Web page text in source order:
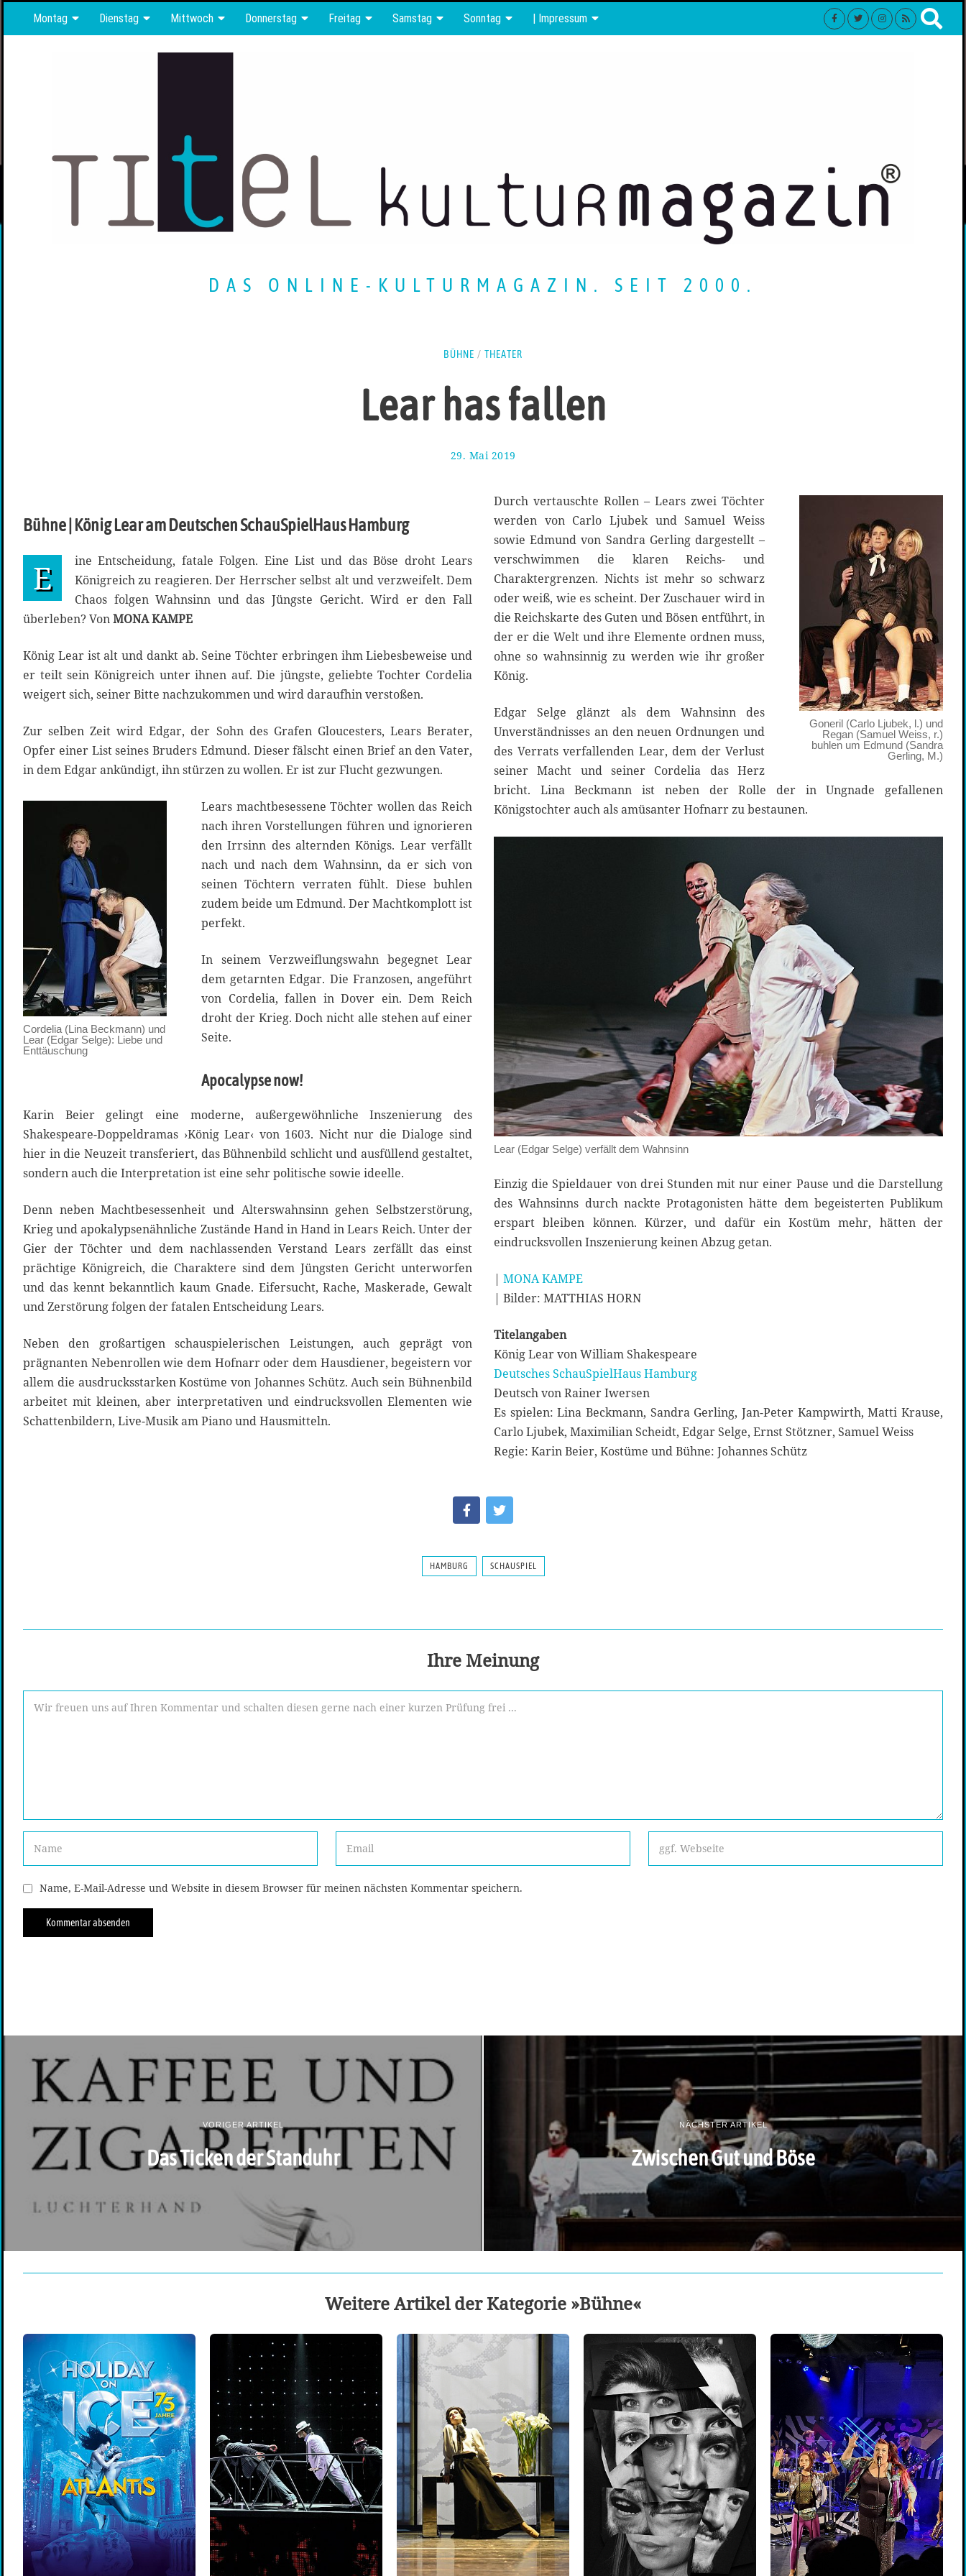
Montag Dienstag Mittwoch Donnerstag Freitag Samstag Sonntag | Impressum
DAS ONLINE-KULTURMAGAZIN. SEIT 2000.
BÜHNE / THEATER
Lear has fallen
29. Mai 2019
u
n
i
2
0
9
Bühne | König Lear am Deutschen SchauSpielHaus Hamburg
E
ine Entscheidung, fatale Folgen. Eine List und das Böse droht Lears
Königreich zu reagieren. Der Herrscher selbst alt und verzweifelt. Dem
Chaos folgen Wahnsinn und das Jüngste Gericht. Wird er den Fall
überleben? VonMONA KAMPE
König Lear ist alt und dankt ab. Seine Töchter erbringen ihm Liebesbeweise und
er teilt sein Königreich unter ihnen auf. Die jüngste, geliebte Tochter Cordelia
weigert sich, seiner Bitte nachzukommen und wird daraufhin verstoßen.
Zur selben Zeit wird Edgar, der Sohn des Grafen Gloucesters, Lears Berater,
Opfer einer List seines Bruders Edmund. Dieser fälscht einen Brief an den Vater,
in dem Edgar ankündigt, ihn stürzen zu wollen. Er ist zur Flucht gezwungen.
Cordelia (Lina Beckmann) und
Lear (Edgar Selge): Liebe und
Enttäuschung
Lears machtbesessene Töchter wollen das Reich
nach ihren Vorstellungen führen und ignorieren
den Irrsinn des alternden Königs. Lear verfällt
nach und nach dem Wahnsinn, da er sich von
seinen Töchtern verraten fühlt. Diese buhlen
zudem beide um Edmund. Der Machtkomplott ist
perfekt.
In seinem Verzweiflungswahn begegnet Lear
dem getarnten Edgar. Die Franzosen, angeführt
von Cordelia, fallen in Dover ein. Dem Reich
droht der Krieg. Doch nicht alle stehen auf einer
Seite.
Apocalypse now!
Karin Beier gelingt eine moderne, außergewöhnliche Inszenierung des
Shakespeare-Doppeldramas ›König Lear‹ von 1603. Nicht nur die Dialoge sind
hier in die Neuzeit transferiert, das Bühnenbild schlicht und ausfüllend gestaltet,
sondern auch die Interpretation ist eine sehr politische sowie ideelle.
Denn neben Machtbesessenheit und Alterswahnsinn gehen Selbstzerstörung,
Krieg und apokalypsenähnliche Zustände Hand in Hand in Lears Reich. Unter der
Gier der Töchter und dem nachlassenden Verstand Lears zerfällt das einst
prächtige Königreich, die Charaktere sind dem Jüngsten Gericht unterworfen
und das kennt bekanntlich kaum Gnade. Eifersucht, Rache, Maskerade, Gewalt
und Zerstörung folgen der fatalen Entscheidung Lears.
Goneril (Carlo Ljubek, l.) und
Regan (Samuel Weiss, r.)
buhlen um Edmund (Sandra
Gerling, M.)
Neben den großartigen schauspielerischen Leistungen, auch geprägt von
prägnanten Nebenrollen wie dem Hofnarr oder dem Hausdiener, begeistern vor
allem die ausdrucksstarken Kostüme von Johannes Schütz. Auch sein Bühnenbild
arbeitet mit kleinen, aber interpretativen und eindrucksvollen Elementen wie
Schattenbildern, Live-Musik am Piano und Hausmitteln.
Durch vertauschte Rollen – Lears zwei Töchter
werden von Carlo Ljubek und Samuel Weiss
sowie Edmund von Sandra Gerling dargestellt –
verschwimmen die klaren Reichs- und
Charaktergrenzen. Nichts ist mehr so schwarz
oder weiß, wie es scheint. Der Zuschauer wird in
die Reichskarte des Guten und Bösen entführt, in
der er die Welt und ihre Elemente ordnen muss,
ohne so wahnsinnig zu werden wie ihr großer
König.
Edgar Selge glänzt als dem Wahnsinn des
Unverständnisses an den neuen Ordnungen und
des Verrats verfallenden Lear, dem der Verlust
seiner Macht und seiner Cordelia das Herz
bricht. Lina Beckmann ist neben der Rolle der in Ungnade gefallenen
Königstochter auch als amüsanter Hofnarr zu bestaunen.
Lear (Edgar Selge) verfällt dem Wahnsinn
Einzig die Spieldauer von drei Stunden mit nur einer Pause und die Darstellung
des Wahnsinns durch nackte Protagonisten hätte dem begeisterten Publikum
erspart bleiben können. Kürzer, und dafür ein Kostüm mehr, hätten der
eindrucksvollen Inszenierung keinen Abzug getan.
| MONA KAMPE
| Bilder: MATTHIAS HORN
Titelangaben
König Lear von William Shakespeare
Deutsches SchauSpielHaus Hamburg
Deutsch von Rainer Iwersen
Es spielen: Lina Beckmann, Sandra Gerling, Jan-Peter Kampwirth, Matti Krause,
Carlo Ljubek, Maximilian Scheidt, Edgar Selge, Ernst Stötzner, Samuel Weiss
Regie: Karin Beier, Kostüme und Bühne: Johannes Schütz
HAMBURG SCHAUSPIEL
Ihre Meinung
Name, E-Mail-Adresse und Website in diesem Browser für meinen nächsten Kommentar speichern.
VORIGER ARTIKEL
Das Ticken der Standuhr
NÄCHSTER ARTIKEL
Zwischen Gut und Böse
Weitere Artikel der Kategorie »Bühne«